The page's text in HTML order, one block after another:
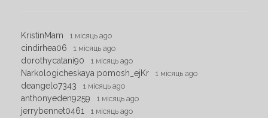
KristinMam 1 місяць ago
cindirhea06 1 місяць ago
dorothycatani90 1 місяць ago
Narkologicheskaya pomosh_ejKr 1 місяць ago
deangelo7343 1 місяць ago
anthonyeden9259 1 місяць ago
jerrybennet0461 1 місяць ago